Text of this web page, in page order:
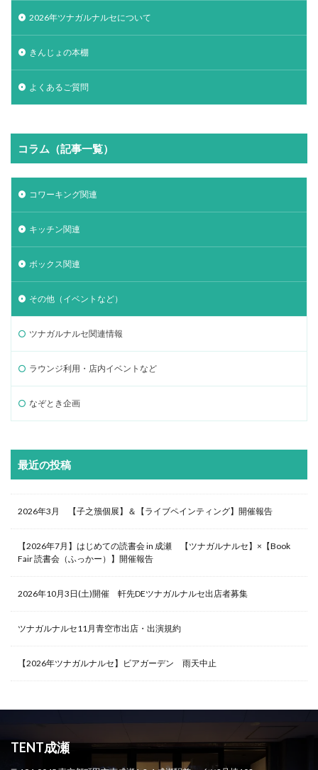
2026年ツナガルナルセについて
きんじょの本棚
よくあるご質問
コラム（記事一覧）
コワーキング関連
キッチン関連
ボックス関連
その他（イベントなど）
ツナガルナルセ関連情報
ラウンジ利用・店内イベントなど
なぞとき企画
最近の投稿
2026年3月 【子之籏個展】＆【ライブペインティング】開催報告
【2026年7月】はじめての読書会 in 成瀬 【ツナガルナルセ】×【Book
Fair 読書会（ふっかー）】開催報告
2026年10月3日(土)開催 軒先DEツナガルナルセ出店者募集
ツナガルナルセ11月青空市出店・出演規約
【2026年ツナガルナルセ】ビアガーデン 雨天中止
TENT成瀬